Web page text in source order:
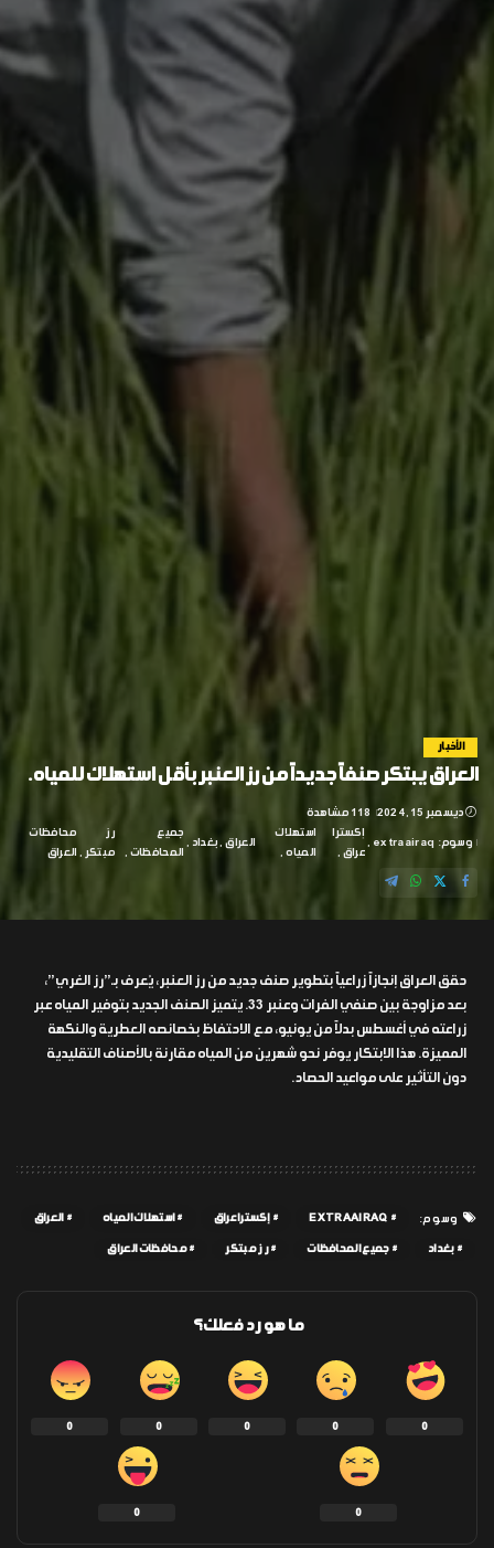
الأخبار
العراق يبتكر صنفاً جديداً من رز العنبر بأقل استهلاك للمياه.
ديسمبر 15, 2024 118 مشاهدة
وسوم: extraairaq
إكسترا
عراق
استهلاك
المياه
العراق بغداد
جميع
المحافظات
رز
مبتكر
محافظات
العراق
حقق العراق إنجازاً زراعياً بتطوير صنف جديد من رز العنبر، يُعرف بـ”رز الغري”،
بعد مزاوجة بين صنفي الفرات وعنبر 33. يتميز الصنف الجديد بتوفير المياه عبر
زراعته في أغسطس بدلاً من يونيو، مع الاحتفاظ بخصائصه العطرية والنكهة
المميزة. هذا الابتكار يوفر نحو شهرين من المياه مقارنة بالأصناف التقليدية
دون التأثير على مواعيد الحصاد.
وسوم: EXTRAAIRAQ إكسترا عراق استهلاك المياه العراق
بغداد جميع المحافظات رز مبتكر محافظات العراق
ما هو رد فعلك؟
0
0
0
0
0
0
0